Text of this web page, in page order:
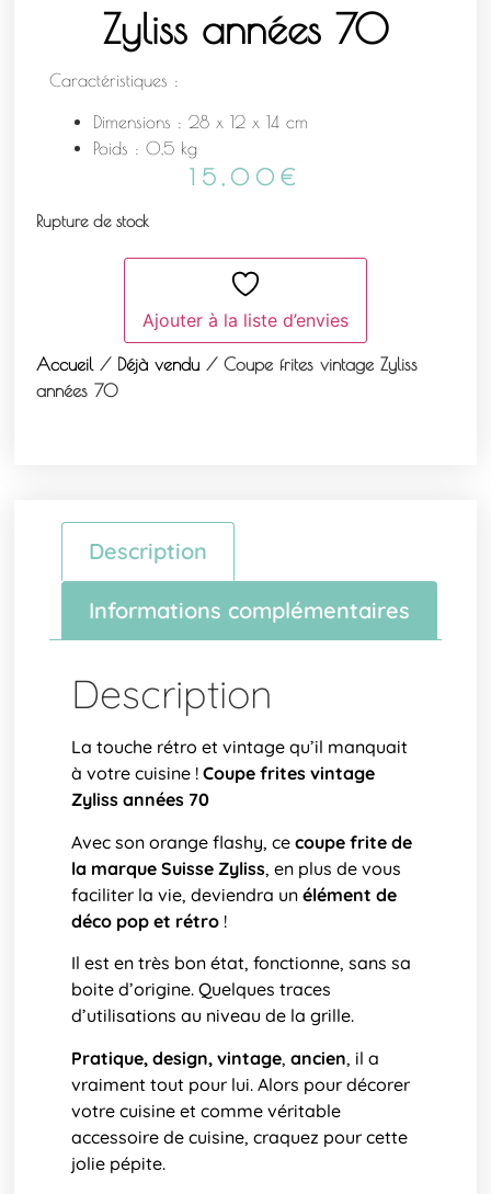
Zyliss années 70
Caractéristiques :
Dimensions : 28 x 12 x 14 cm
Poids : 0,5 kg
15,00 €
Rupture de stock
Ajouter à la liste d’envies
Accueil / Déjà vendu / Coupe frites vintage Zyliss
années 70
Description
Informations complémentaires
Description
La touche rétro et vintage qu’il manquait
à votre cuisine ! Coupe frites vintage
Zyliss années 70
Avec son orange flashy, ce coupe frite de
la marque Suisse Zyliss, en plus de vous
faciliter la vie, deviendra un élément de
déco pop et rétro!
Il est en très bon état, fonctionne, sans sa
boite d’origine. Quelques traces
d’utilisations au niveau de la grille.
Pratique, design, vintage, ancien, il a
vraiment tout pour lui. Alors pour décorer
votre cuisine et comme véritable
accessoire de cuisine, craquez pour cette
jolie pépite.